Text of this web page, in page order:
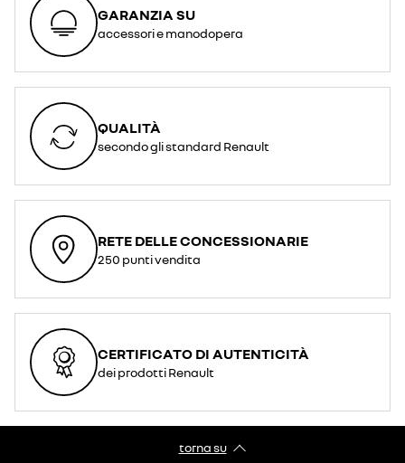
GARANZIA SU
accessori e manodopera
QUALITÀ
secondo gli standard Renault
RETE DELLE CONCESSIONARIE
250 punti vendita
CERTIFICATO DI AUTENTICITÀ
dei prodotti Renault
torna su